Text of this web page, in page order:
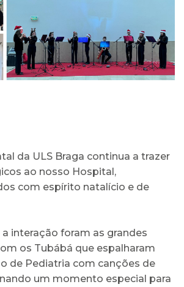
da ULS Braga continua a trazer
ao nosso Hospital,
com espírito natalício e de
a interação foram as grandes
os Tubábá que espalharam
de Pediatria com canções de
um momento especial para